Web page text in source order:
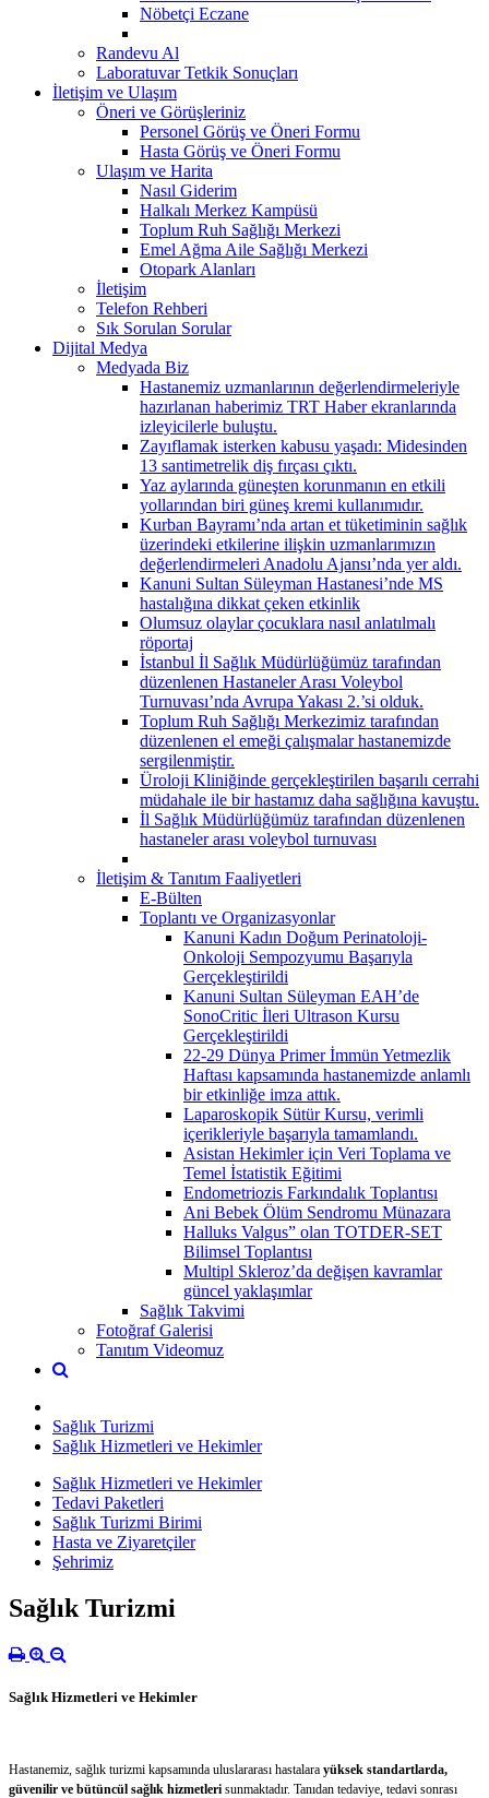
Nöbetçi Eczane
Randevu Al
Laboratuvar Tetkik Sonuçları
İletişim ve Ulaşım
Öneri ve Görüşleriniz
Personel Görüş ve Öneri Formu
Hasta Görüş ve Öneri Formu
Ulaşım ve Harita
Nasıl Giderim
Halkalı Merkez Kampüsü
Toplum Ruh Sağlığı Merkezi
Emel Ağma Aile Sağlığı Merkezi
Otopark Alanları
İletişim
Telefon Rehberi
Sık Sorulan Sorular
Dijital Medya
Medyada Biz
Hastanemiz uzmanlarının değerlendirmeleriyle
hazırlanan haberimiz TRT Haber ekranlarında
izleyicilerle buluştu.
Zayıflamak isterken kabusu yaşadı: Midesinden
13 santimetrelik diş fırçası çıktı.
Yaz aylarında güneşten korunmanın en etkili
yollarından biri güneş kremi kullanımıdır.
Kurban Bayramı’nda artan et tüketiminin sağlık
üzerindeki etkilerine ilişkin uzmanlarımızın
değerlendirmeleri Anadolu Ajansı’nda yer aldı.
Kanuni Sultan Süleyman Hastanesi’nde MS
hastalığına dikkat çeken etkinlik
Olumsuz olaylar çocuklara nasıl anlatılmalı
röportaj
İstanbul İl Sağlık Müdürlüğümüz tarafından
düzenlenen Hastaneler Arası Voleybol
Turnuvası’nda Avrupa Yakası 2.’si olduk.
Toplum Ruh Sağlığı Merkezimiz tarafından
düzenlenen el emeği çalışmalar hastanemizde
sergilenmiştir.
Üroloji Kliniğinde gerçekleştirilen başarılı cerrahi
müdahale ile bir hastamız daha sağlığına kavuştu.
İl Sağlık Müdürlüğümüz tarafından düzenlenen
hastaneler arası voleybol turnuvası
İletişim & Tanıtım Faaliyetleri
E-Bülten
Toplantı ve Organizasyonlar
Kanuni Kadın Doğum Perinatoloji-
Onkoloji Sempozyumu Başarıyla
Gerçekleştirildi
Kanuni Sultan Süleyman EAH’de
SonoCritic İleri Ultrason Kursu
Gerçekleştirildi
22-29 Dünya Primer İmmün Yetmezlik
Haftası kapsamında hastanemizde anlamlı
bir etkinliğe imza attık.
Laparoskopik Sütür Kursu, verimli
içerikleriyle başarıyla tamamlandı.
Asistan Hekimler için Veri Toplama ve
Temel İstatistik Eğitimi
Endometriozis Farkındalık Toplantısı
Ani Bebek Ölüm Sendromu Münazara
Halluks Valgus” olan TOTDER-SET
Bilimsel Toplantısı
Multipl Skleroz’da değişen kavramlar
güncel yaklaşımlar
Sağlık Takvimi
Fotoğraf Galerisi
Tanıtım Videomuz
Sağlık Turizmi
Sağlık Hizmetleri ve Hekimler
Sağlık Hizmetleri ve Hekimler
Tedavi Paketleri
Sağlık Turizmi Birimi
Hasta ve Ziyaretçiler
Şehrimiz
Sağlık Turizmi
Sağlık Hizmetleri ve Hekimler
Hastanemiz, sağlık turizmi kapsamında uluslararası hastalara yüksek standartlarda,
güvenilir ve bütüncül sağlık hizmetleri sunmaktadır. Tanıdan tedaviye, tedavi sonrası